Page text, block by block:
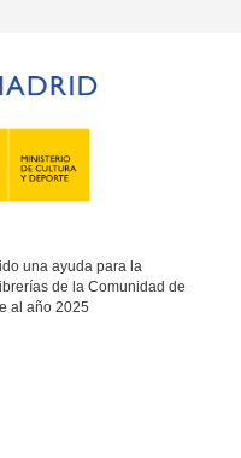
una ayuda para la
de la Comunidad de
al año 2025